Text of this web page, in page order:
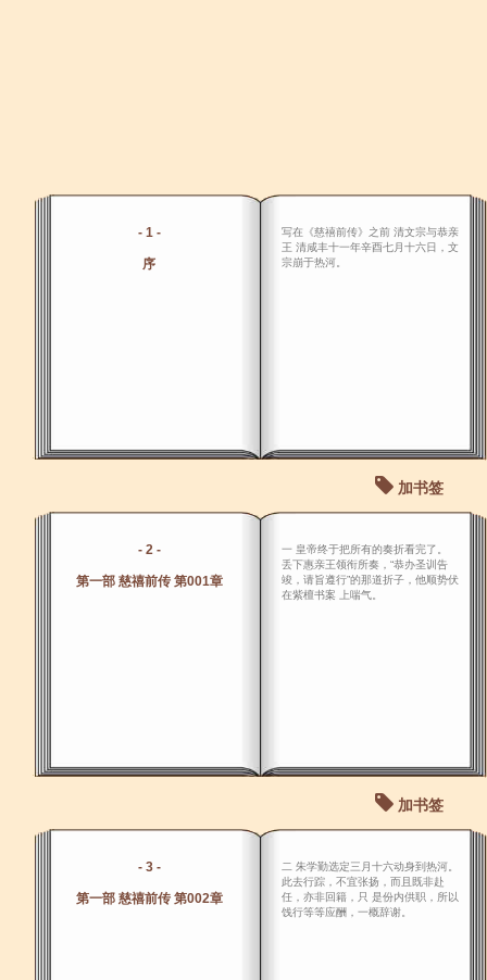
- 1 -
序
写在《慈禧前传》之前 清文宗与恭亲
王 清咸丰十一年辛酉七月十六日，文
宗崩于热河。
加书签
- 2 -
第一部 慈禧前传 第001章
一 皇帝终于把所有的奏折看完了。
丢下惠亲王领衔所奏，“恭办圣训告
竣，请旨遵行”的那道折子，他顺势伏
在紫檀书案 上喘气。
加书签
- 3 -
第一部 慈禧前传 第002章
二 朱学勤选定三月十六动身到热河。
此去行踪，不宜张扬，而且既非赴
任，亦非回籍，只 是份内供职，所以
饯行等等应酬，一概辞谢。